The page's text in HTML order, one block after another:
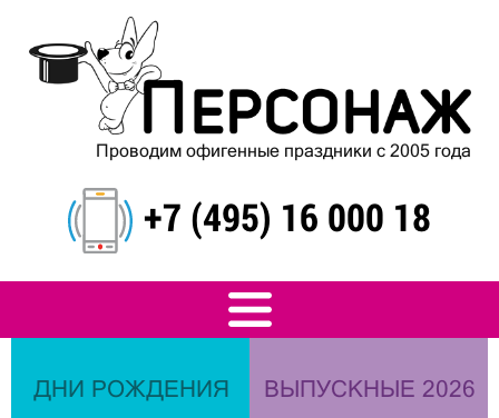
Проводим офигенные праздники с 2005 года
+7 (495) 16 000 18
ДНИ РОЖДЕНИЯ ВЫПУСКНЫЕ 2026